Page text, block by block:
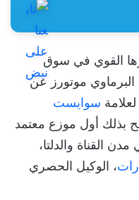
القوي في سوق
موتورز عن
سوايست
بذلك أول موزع معتمد
القناة والدلتا،
، الوكيل الحصري